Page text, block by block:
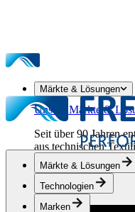
Märkte & Lösungen
Unsere Märkte &
Seit über 90 Jahren
aus technischen
und mit
unsere vielfältigen
Bekleidung &
Mode
Märkte & Lösungen
Technologien
Marken